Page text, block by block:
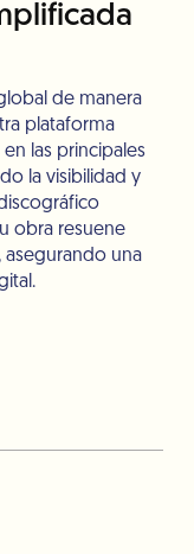
de manera
plataforma
las principales
la visibilidad y
obra resuene
asegurando una